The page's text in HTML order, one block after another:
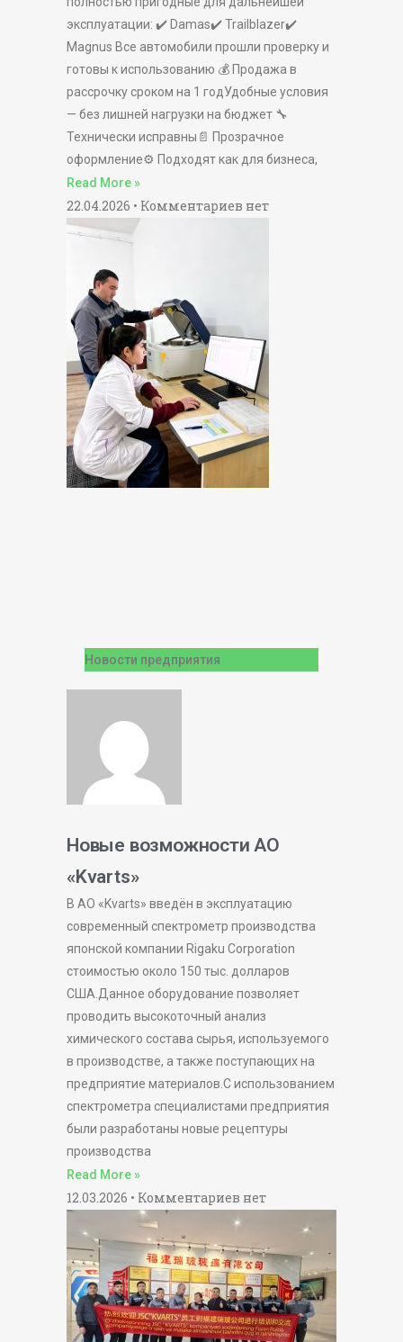
эксплуатации: ✔️ Damas✔️ Trailblazer✔️
Magnus Все автомобили прошли проверку и
готовы к использованию 💰 Продажа в
рассрочку сроком на 1 годУдобные условия
— без лишней нагрузки на бюджет 🔧
Технически исправны📄 Прозрачное
оформление⚙️ Подходят как для бизнеса,
Read More »
22.04.2026 Комментариев нет
Новости предприятия
Новые возможности АО
«Kvarts»
В АО «Kvarts» введён в эксплуатацию
современный спектрометр производства
японской компании Rigaku Corporation
стоимостью около 150 тыс. долларов
США.Данное оборудование позволяет
проводить высокоточный анализ
химического состава сырья, используемого
в производстве, а также поступающих на
предприятие материалов.С использованием
спектрометра специалистами предприятия
были разработаны новые рецептуры
производства
Read More »
12.03.2026 Комментариев нет